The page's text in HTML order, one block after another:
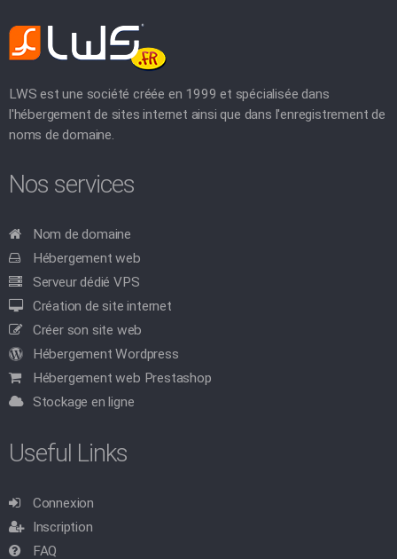
LWS est une société créée en 1999 et spécialisée dans
l'hébergement de sites internet ainsi que dans l'enregistrement de
noms de domaine.
Nos services
Nom de domaine
Hébergement web
Serveur dédié VPS
Création de site internet
Créer son site web
Hébergement Wordpress
Hébergement web Prestashop
Stockage en ligne
Useful Links
Connexion
Inscription
FAQ